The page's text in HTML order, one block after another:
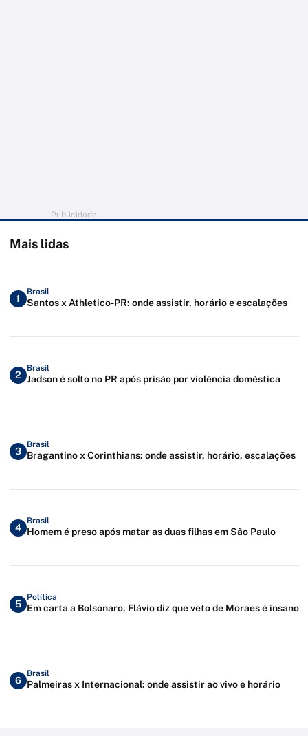
Publicidade
Mais lidas
1
Brasil
Santos x Athletico-PR: onde assistir, horário e escalações
2
Brasil
Jadson é solto no PR após prisão por violência doméstica
3
Brasil
Bragantino x Corinthians: onde assistir, horário, escalações
4
Brasil
Homem é preso após matar as duas filhas em São Paulo
5
Política
Em carta a Bolsonaro, Flávio diz que veto de Moraes é insano
6
Brasil
Palmeiras x Internacional: onde assistir ao vivo e horário